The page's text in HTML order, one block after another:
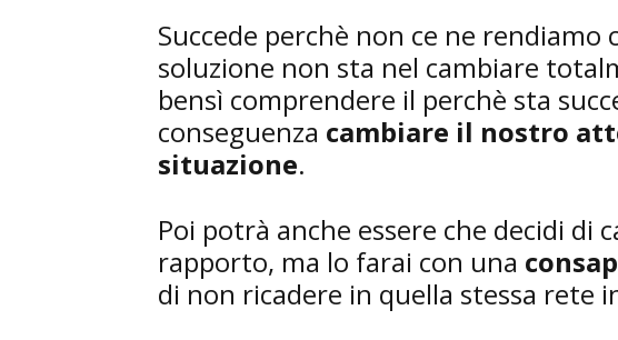
Succede perchè non ce ne rendiamo
soluzione non sta nel cambiare
bensì comprendere il perchè sta
conseguenza cambiare il nostro
situazione.
Poi potrà anche essere che decidi di
rapporto, ma lo farai con una
di non ricadere in quella stessa rete